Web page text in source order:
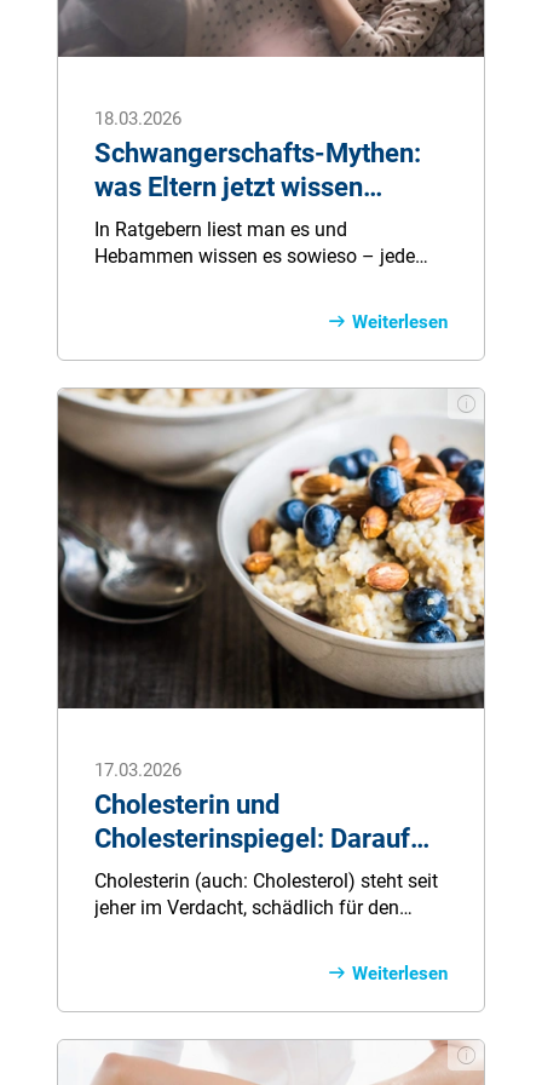
18.03.2026
Schwangerschafts-Mythen:
was Eltern jetzt wissen
sollten
In Ratgebern liest man es und
Hebammen wissen es sowieso – jede
Schwangerschaftsbeschwerden und
Begleiterscheinungen, die häufiger und
unterschiedlich stark auftreten.
Weiterlesen
17.03.2026
Cholesterin und
Cholesterinspiegel: Darauf
sollten Sie achten!
Cholesterin (auch: Cholesterol) steht seit
jeher im Verdacht, schädlich für den
förderlich für die Gesundheit zu sein.
Dabei ist es nicht per Definition
schädlich. Ein Teil des in Blut und Zellen
befindlichen Fettes wird vom Körper
selbst gebildet. Den weiteren Teil nimmt
Weiterlesen